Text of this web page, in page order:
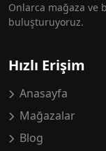
Onlarca mağaza ve
buluşturuyoruz.
Hızlı Erişim
Anasayfa
Mağazalar
Blog